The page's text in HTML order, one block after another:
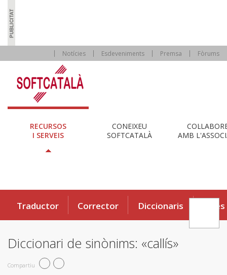
Notícies Esdeveniments Premsa Fòrums
RECURSOS
I SERVEIS
CONEIXEU
SOFTCATALÀ
AMB
Traductor Corrector Diccionaris Eines
Diccionari de sinònims: «callís»
Compartiu